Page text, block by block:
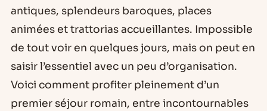
antiques, splendeurs baroques, places
animées et trattorias accueillantes. Impossible
de tout voir en quelques jours, mais on peut en
saisir l’essentiel avec un peu d’organisation.
Voici comment profiter pleinement d’un
premier séjour romain, entre incontournables